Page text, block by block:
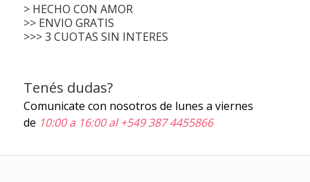
> HECHO CON AMOR
>> ENVIO GRATIS
>>> 3 CUOTAS SIN INTERES
Tenés dudas?
Comunicate con nosotros de lunes a viernes
de 10:00 a 16:00 al +549 387 4455866